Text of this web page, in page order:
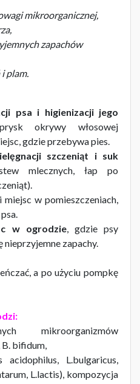
mikroorganicznej,
zapachów
i plam.
psa i higienizacji jego
okrywy włosowej
gdzie przebywa pies.
szczeniąt i suk
mlecznych, łap po
w pomieszczeniach,
w ogrodzie, gdzie psy
nieprzyjemne zapachy.
a po użyciu pompkę
mikroorganizmów
bifidum,
L.bulgaricus,
L.lactis), kompozycja